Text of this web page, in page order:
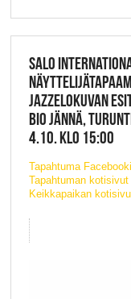
SALO
JAZZELOKUVAN
BIO JÄNNÄ,
4.10. KLO 15:00
Tapahtuma
Tapahtuman kotisivut
Keikkapaikan